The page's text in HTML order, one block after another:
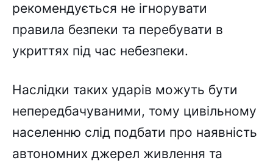
рекомендується не ігнорувати
правила безпеки та перебувати в
укриттях під час небезпеки.
Наслідки таких ударів можуть бути
непередбачуваними, тому цивільному
населенню слід подбати про наявність
автономних джерел живлення та